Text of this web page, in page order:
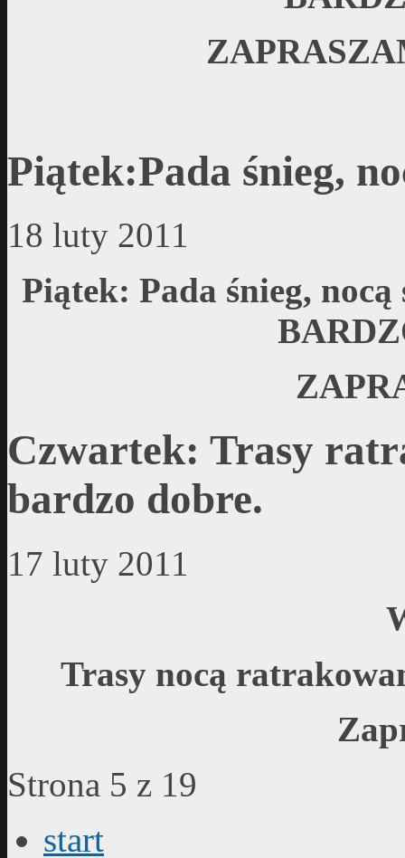
Piątek:Pada śnieg,
18 luty 2011
Piątek: Pada śnieg,
Czwartek: Trasy
bardzo dobre.
17 luty 2011
Trasy nocą
Strona 5 z 19
start